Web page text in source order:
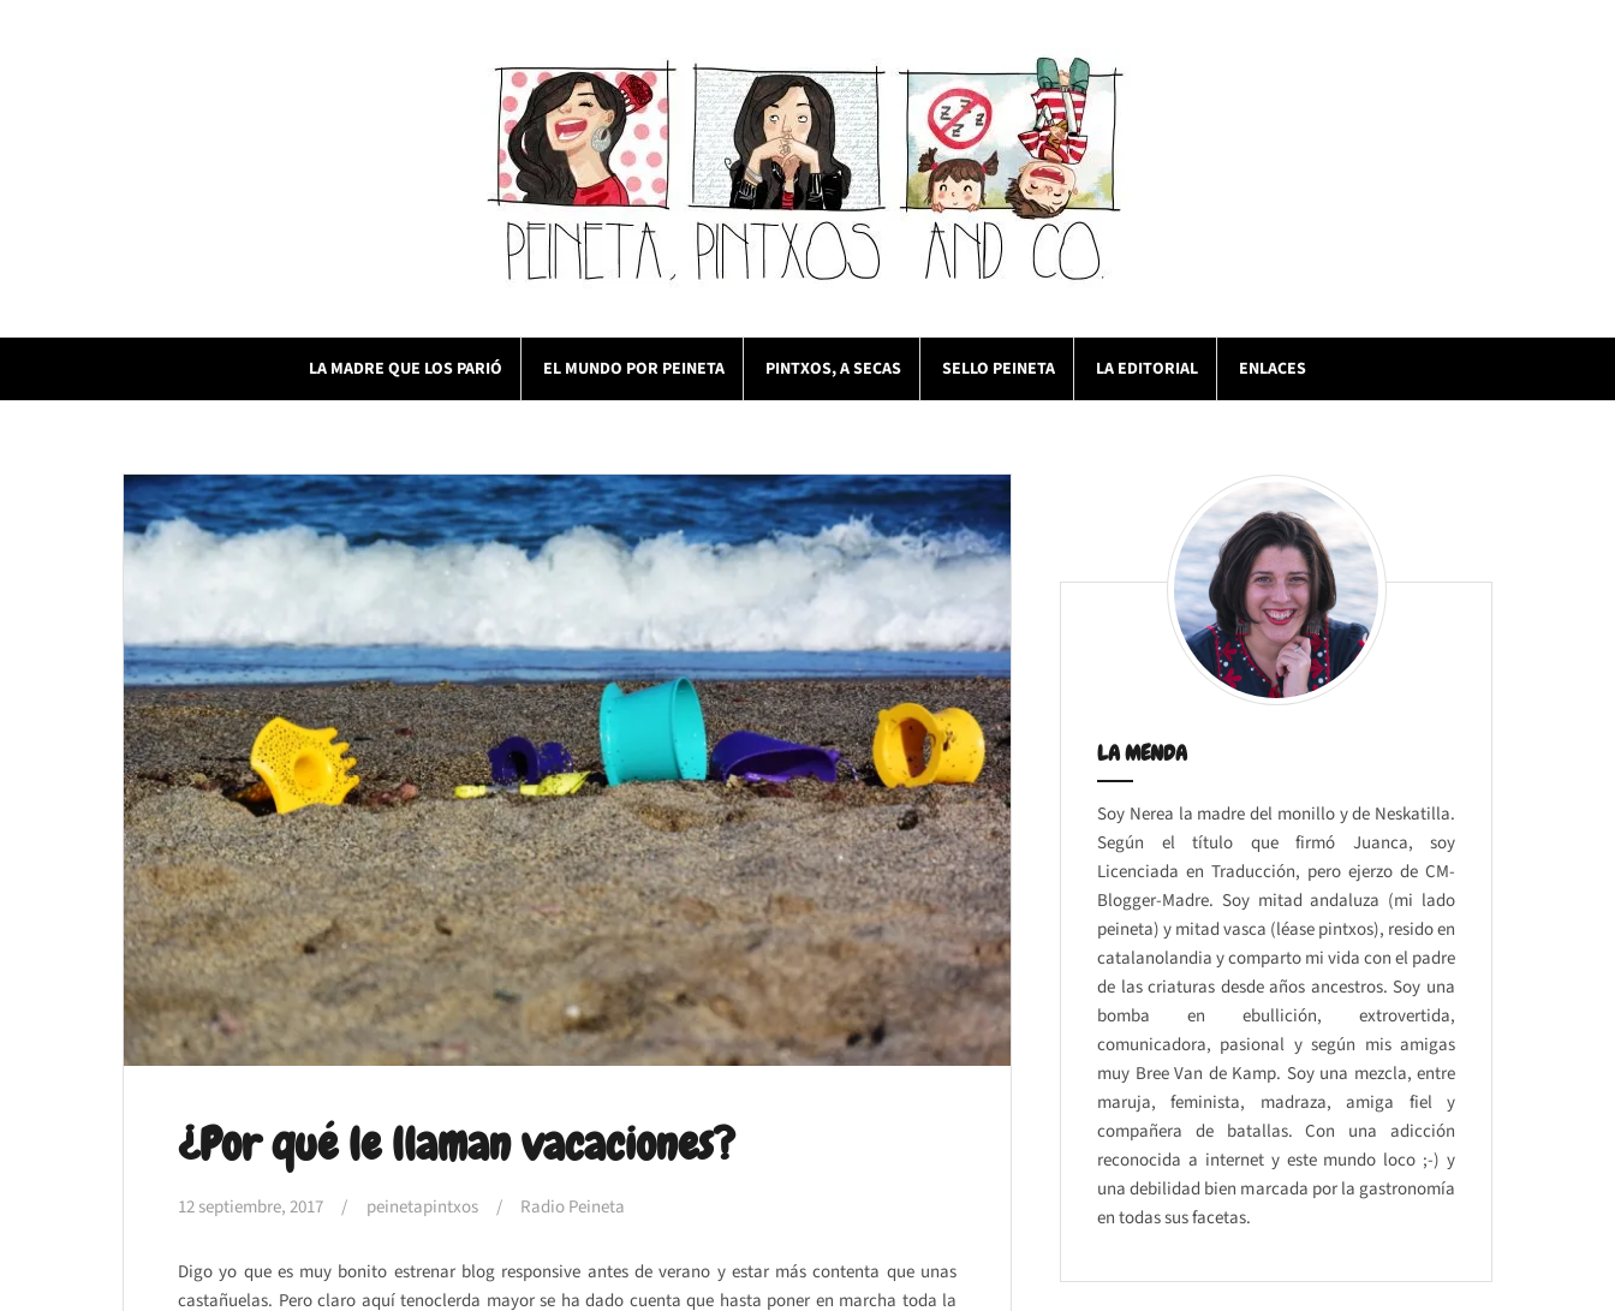
LA MADRE QUE LOS PARIÓ EL MUNDO POR PEINETA PINTXOS, A SECAS SELLO PEINETA LA EDITORIAL ENLACES
¿Por qué le llaman vacaciones?
12 septiembre, 2017 peinetapintxos Radio Peineta
Digo yo que es muy bonito estrenar blog responsive antes de verano y estar más contenta que unas
castañuelas. Pero claro aquí tenoclerda mayor se ha dado cuenta que hasta poner en marcha toda la
LA MENDA
Soy Nerea la madre del monillo y de Neskatilla.
Según el título que firmó Juanca, soy
Licenciada en Traducción, pero ejerzo de CM-
Blogger-Madre. Soy mitad andaluza (mi lado
peineta) y mitad vasca (léase pintxos), resido en
catalanolandia y comparto mi vida con el padre
de las criaturas desde años ancestros. Soy una
bomba en ebullición, extrovertida,
comunicadora, pasional y según mis amigas
muy Bree Van de Kamp. Soy una mezcla, entre
maruja, feminista, madraza, amiga fiel y
compañera de batallas. Con una adicción
reconocida a internet y este mundo loco ;-) y
una debilidad bien marcada por la gastronomía
en todas sus facetas.